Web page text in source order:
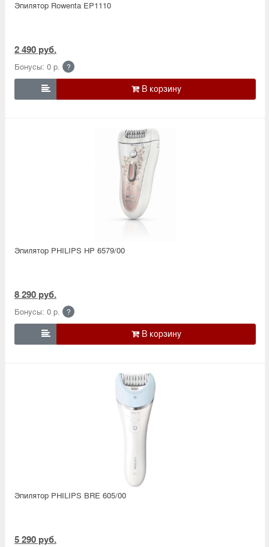
Эпилятор Rowenta EP1110
2 490 руб.
Бонусы: 0 р. ?

Эпилятор PHILIPS HP 6579/00
8 290 руб.
Бонусы: 0 р. ?

Эпилятор PHILIPS BRE 605/00
5 290 руб.